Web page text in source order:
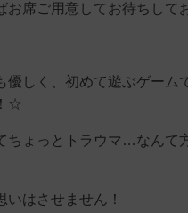
お席ご用意してお待ちして
優しく、初めて遊ぶゲーム
☆
ちょっとトラウマ…なんて
いはさせません！